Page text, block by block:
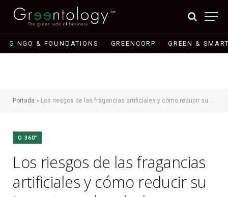
G NGO & FOUNDATIONS GREENCORP GREEN &
Portada » Los riesgos de las fragancias artificiales y cómo reducir su impacto en la salud
G 360°
Los riesgos de las fragancias
artificiales y cómo reducir su